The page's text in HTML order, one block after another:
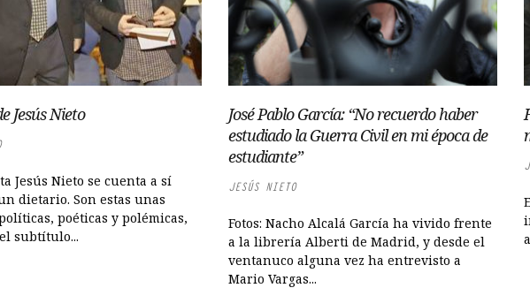
Jesús Nieto
Jesús Nieto se cuenta a sí
dietario. Son estas unas
poéticas y polémicas,
subtítulo...
José Pablo García: “No recuerdo haber
estudiado la Guerra Civil en mi época de
estudiante”
JESÚS NIETO
Fotos: Nacho Alcalá García ha vivido frente
a la librería Alberti de Madrid, y desde el
ventanuco alguna vez ha entrevisto a
Mario Vargas...